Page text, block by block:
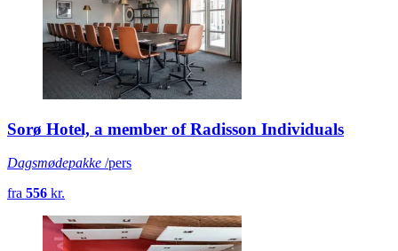
Sorø Hotel, a member of Radisson Individuals
Dagsmødepakke /pers
fra 556 kr.